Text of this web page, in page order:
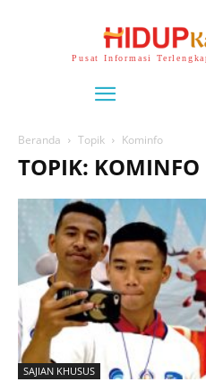
Pusat Informasi
Beranda Topik Kominfo
TOPIK: KOMINFO
SAJIAN KHUSUS